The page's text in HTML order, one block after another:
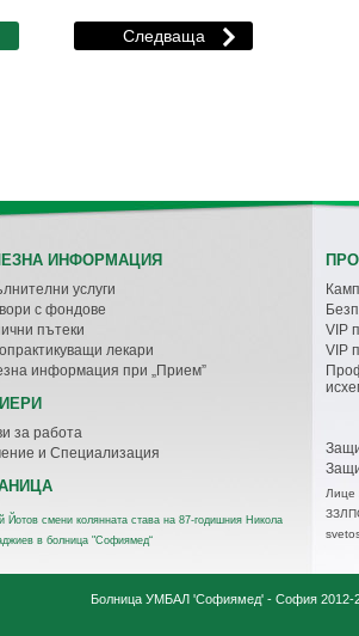
ИНФОРМАЦИЯ
услуги
с фондове
пътеки
лекари
информация при „Прием”
за работа
и Специализация
Йотов смени колянната става на 87-годишния Никола
в болница "Софиямед“
VIP
VIP
Лице
Болница УМБАЛ 'Софиямед' - София2012-